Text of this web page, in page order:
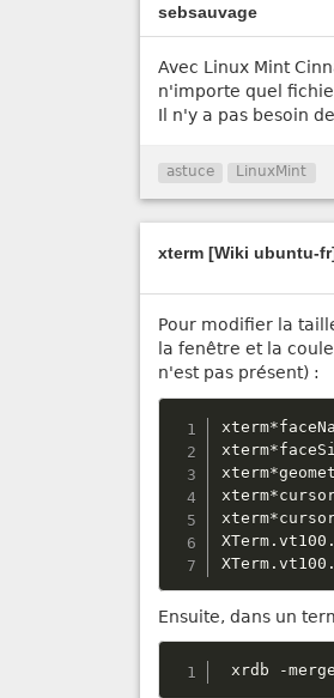
sebsauvage
Avec Linux Mint
n'importe quel
Il n'y a pas besoin
astuce LinuxMint
xterm [Wiki ubuntu-
Pour modifier la
la fenêtre et la
n'est pas présent) :
xterm*
xterm*
xterm*
xterm*
xterm*
XTerm .vt100 .
XTerm .vt100 .
Ensuite, dans un
xrdb -